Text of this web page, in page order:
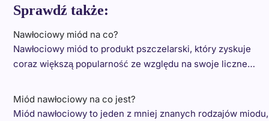
Sprawdź także:
Nawłociowy miód na co?
Nawłociowy miód to produkt pszczelarski, który zyskuje
coraz większą popularność ze względu na swoje liczne…
Miód nawłociowy na co jest?
Miód nawłociowy to jeden z mniej znanych rodzajów miodu,